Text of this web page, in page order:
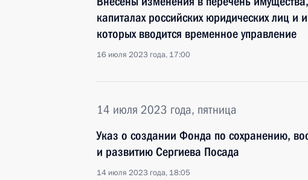
капиталах российских юридических лиц
которых вводится временное управление
16 июля 2023 года, 17:00
14 июля 2023 года, пятница
Указ о создании Фонда по сохранению,
и развитию Сергиева Посада
14 июля 2023 года, 18:05